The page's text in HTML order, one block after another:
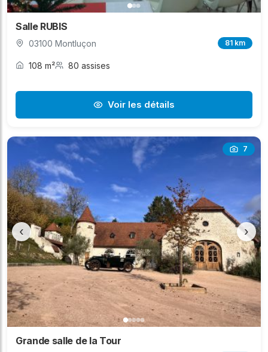
Salle RUBIS
03100 Montluçon 81 km
108 m² 80 assises
Voir les détails
7
‹ ›
Grande salle de la Tour